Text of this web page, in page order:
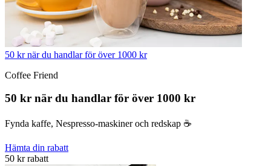
50 kr när du handlar för över 1000 kr
Coffee Friend
50 kr när du handlar för över 1000 kr
Fynda kaffe, Nespresso-maskiner och redskap ☕️
Hämta din rabatt
50 kr rabatt